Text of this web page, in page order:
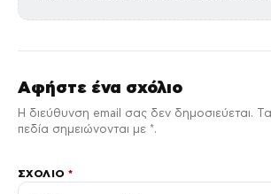
Αφήστε ένα σχόλιο
Η διεύθυνση email σας δεν δημοσιεύεται.
πεδία σημειώνονται με *.
ΣΧΌΛΙΟ*